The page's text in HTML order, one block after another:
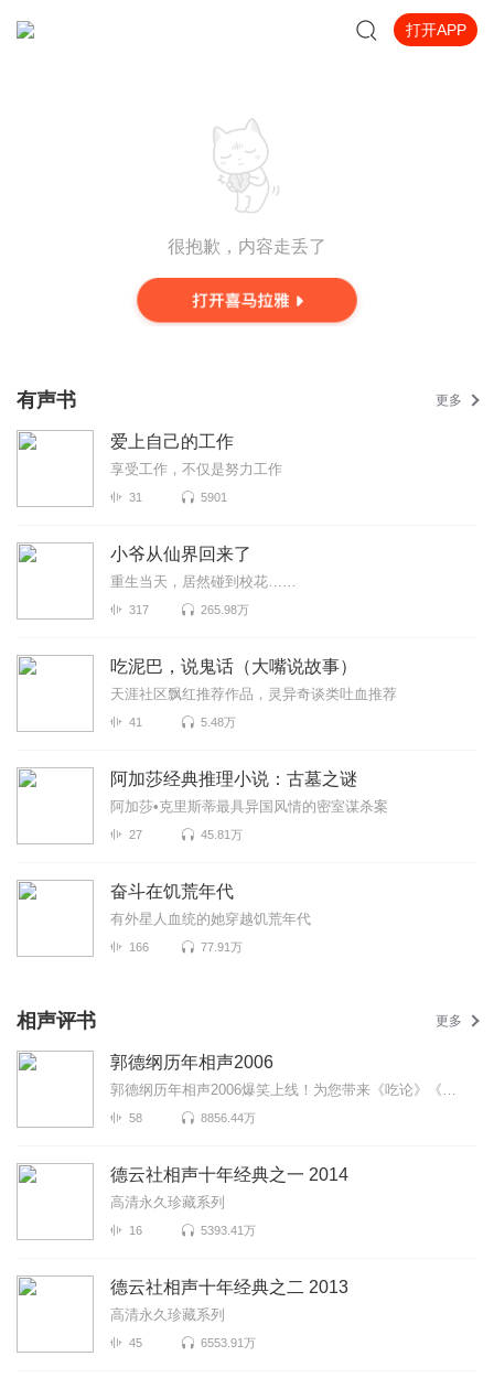
打开APP
很抱歉，内容走丢了
有声书 更多
爱上自己的工作
享受工作，不仅是努力工作
31 5901
小爷从仙界回来了
重生当天，居然碰到校花……
317 265.98万
吃泥巴，说鬼话（大嘴说故事）
天涯社区飘红推荐作品，灵异奇谈类吐血推荐
41 5.48万
阿加莎经典推理小说：古墓之谜
阿加莎•克里斯蒂最具异国风情的密室谋杀案
27 45.81万
奋斗在饥荒年代
有外星人血统的她穿越饥荒年代
166 77.91万
相声评书 更多
郭德纲历年相声2006
郭德纲历年相声2006爆笑上线！为您带来《吃论》《大保镖》《窦公训女》等高能相声！各种爆笑包袱等你解...
58 8856.44万
德云社相声十年经典之一 2014
高清永久珍藏系列
16 5393.41万
德云社相声十年经典之二 2013
高清永久珍藏系列
45 6553.91万